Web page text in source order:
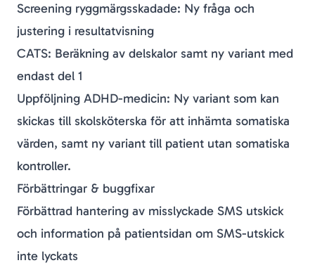
Screening ryggmärgsskadade: Ny fråga och
justering i resultatvisning
CATS: Beräkning av delskalor samt ny variant med
endast del 1
Uppföljning ADHD-medicin: Ny variant som kan
skickas till skolsköterska för att inhämta somatiska
värden, samt ny variant till patient utan somatiska
kontroller.
Förbättringar & buggfixar
Förbättrad hantering av misslyckade SMS utskick
och information på patientsidan om SMS-utskick
inte lyckats